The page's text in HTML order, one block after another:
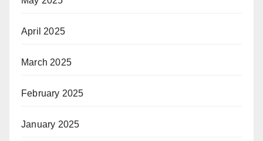
April 2025
March 2025
February 2025
January 2025